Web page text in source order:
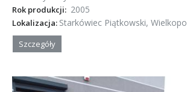
Rok produkcji: 2005
Lokalizacja: Starkówiec Piątkowski,
Szczegóły